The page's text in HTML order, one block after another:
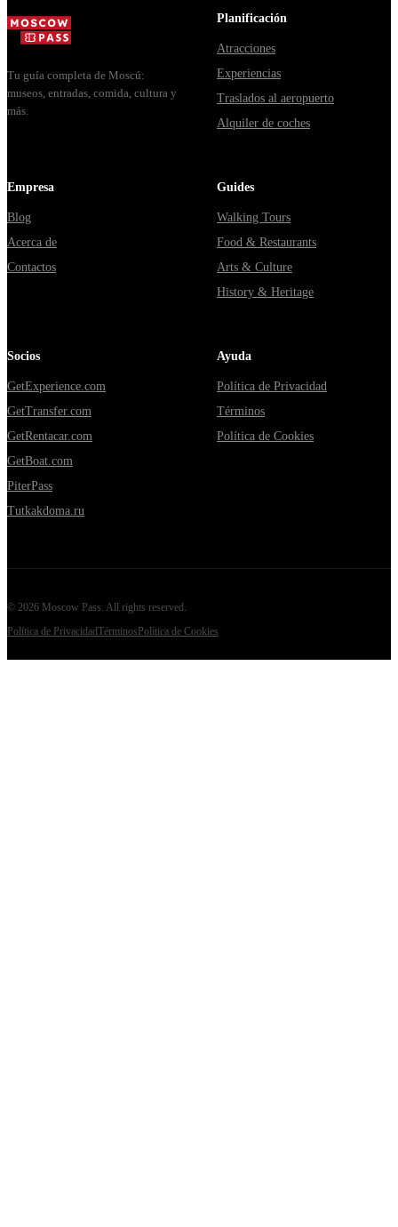
целый день,
за ко...
Tu guía completa de Moscú:
museos, entradas, comida, cultura y
más.
Planificación
Atracciones
Experiencias
Traslados al aeropuerto
Alquiler de coches
Empresa
Blog
Acerca de
Contactos
Guides
Walking Tours
Food & Restaurants
Arts & Culture
History & Heritage
Socios
GetExperience.com
GetTransfer.com
GetRentacar.com
GetBoat.com
PiterPass
Tutkakdoma.ru
Ayuda
Política de Privacidad
Términos
Política de Cookies
© 2026 Moscow Pass . All rights reserved.
Política de PrivacidadTérminosPolítica de Cookies